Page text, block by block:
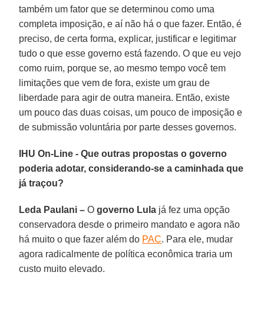
também um fator que se determinou como uma
completa imposição, e aí não há o que fazer. Então, é
preciso, de certa forma, explicar, justificar e legitimar
tudo o que esse governo está fazendo. O que eu vejo
como ruim, porque se, ao mesmo tempo você tem
limitações que vem de fora, existe um grau de
liberdade para agir de outra maneira. Então, existe
um pouco das duas coisas, um pouco de imposição e
de submissão voluntária por parte desses governos.
IHU On-Line - Que outras propostas o governo
poderia adotar, considerando-se a caminhada que
já traçou?
Leda Paulani – Ogoverno Lula já fez uma opção
conservadora desde o primeiro mandato e agora não
há muito o que fazer além do PAC. Para ele, mudar
agora radicalmente de política econômica traria um
custo muito elevado.